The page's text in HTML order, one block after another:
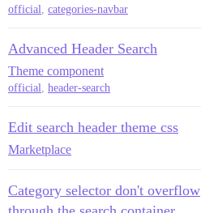
official categories-navbar
Advanced Header Search
Theme component
official header-search
Edit search header theme css
Marketplace
Category selector don't overflow